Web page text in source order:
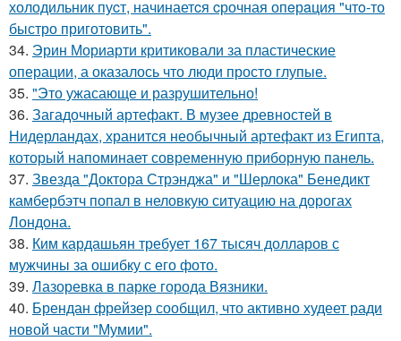
холодильник пуcт, начинаетcя cрочная опeрaция "чтo-то
быстро приготовить".
34. Эрин Мориарти критиковали за пластические
операции, а оказалось что люди просто глупые.
35. "Это ужасающе и разрушительно!
36. Загадочный артефакт. В музее древностей в
Нидерландах, хранится необычный артефакт из Египта,
который напоминает современную приборную панель.
37. Звезда "Доктора Стрэнджа" и "Шерлока" Бенедикт
камбербэтч попал в неловкую ситуацию на дорогах
Лондона.
38. Ким кардашьян требует 167 тысяч долларов с
мужчины за ошибку с его фото.
39. Лазоревка в парке города Вязники.
40. Брендан фрейзер сообщил, что активно худеет ради
новой части "Мумии".